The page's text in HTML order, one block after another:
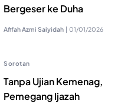
Bergeser ke Duha
Afifah Azmi Saiyidah | 01/01/2026
Sorotan
Tanpa Ujian Kemenag,
Pemegang Ijazah